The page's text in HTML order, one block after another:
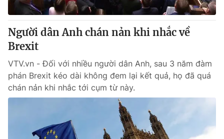
Người dân Anh chán nản khi nhắc về
Brexit
VTV.vn - Đối với nhiều người dân Anh, sau 3 năm đàm
phán Brexit kéo dài không đem lại kết quả, họ đã quá
chán nản khi nhắc tới cụm từ này.